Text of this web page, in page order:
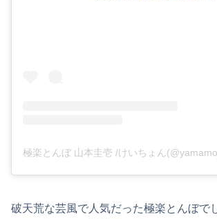
破天荒な芸風で人気だった極楽とんぼで